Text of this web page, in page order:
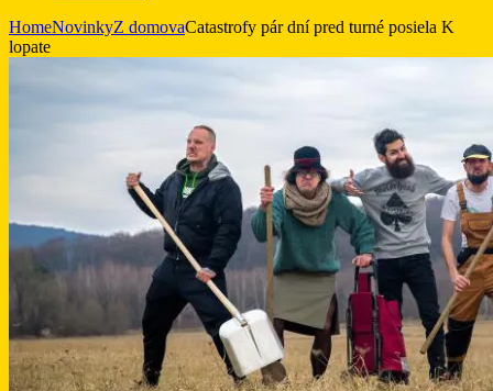
HomeNovinkyZ domovaCatastrofy pár dní pred turné posiela K
lopate